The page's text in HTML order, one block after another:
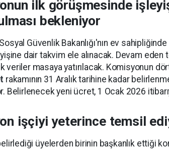
ilk görüşmesinde
bekleniyor
Güvenlik Bakanlığı'nın ev
dair takvim ele alınacak. Devam eden
veriler masaya yatırılacak. Komisyonun
rakamının 31 Aralık tarihine kadar
Belirlenecek yeni ücret, 1 Ocak 2026
işçiyi yeterince temsil
üyelerden birinin başkanlık ettiği